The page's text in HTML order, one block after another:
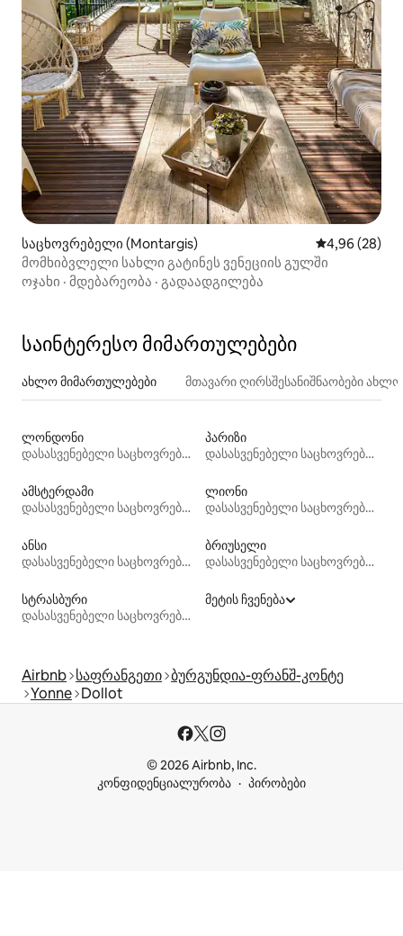
საცხოვრებელი (Montargis) საშუალო
4,96 (28)
მომხიბვლელი სახლი გატინეს ვენეციის გულში
ოჯახი · მდებარეობა · გადაადგილება
საინტერესო მიმართულებები
ახლო მიმართულებები მთავარი ღირსშესანიშნაობები
ლონდონი
დასასვენებელი საცხოვრებლები
პარიზი
დასასვენებელი საცხოვრებლები
ამსტერდამი
დასასვენებელი საცხოვრებლები
ლიონი
დასასვენებელი საცხოვრებლები
ანსი
დასასვენებელი საცხოვრებლები
ბრიუსელი
დასასვენებელი საცხოვრებლები
სტრასბური
დასასვენებელი საცხოვრებლები
მეტის ჩვენება
Airbnb საფრანგეთი ბურგუნდია-ფრანშ-კონტე
Yonne Dollot
© 2026 Airbnb, Inc.
კონფიდენციალურობა
პირობები